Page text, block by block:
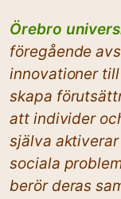
Örebro
föregående
innovationer
skapa
att individer
själva
sociala
berör deras